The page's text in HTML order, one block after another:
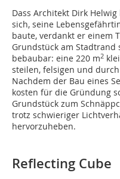
Dass Architekt Dirk
sich, seine
baute, verdankt er einem
Grundstück am
bebaubar: eine 220 m2
steilen, felsigen und
Nachdem der Bau eines
kosten für die Gründung
Grundstück zum
trotz schwieriger
hervorzuheben.
Reflecting Cube